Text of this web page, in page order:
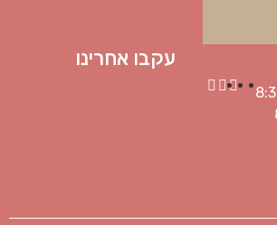
עקבו אחרינו